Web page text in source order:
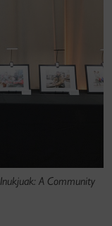
Inukjuak: A Community